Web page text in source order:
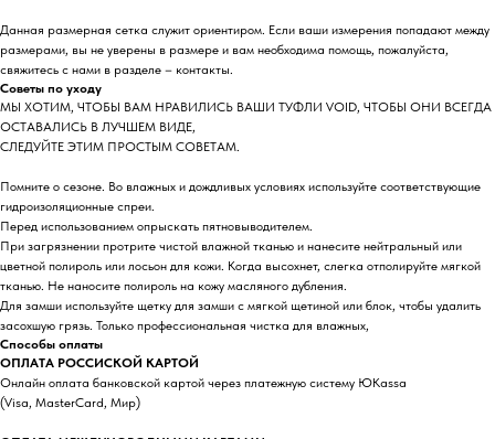
Данная размерная сетка служит ориентиром. Если ваши измерения попадают между
размерами, вы не уверены в размере и вам необходима помощь, пожалуйста,
свяжитесь с нами в разделе – контакты.
Советы по уходу
МЫ ХОТИМ, ЧТОБЫ ВАМ НРАВИЛИСЬ ВАШИ ТУФЛИ VOID, ЧТОБЫ ОНИ ВСЕГДА
ОСТАВАЛИСЬ В ЛУЧШЕМ ВИДЕ,
СЛЕДУЙТЕ ЭТИМ ПРОСТЫМ СОВЕТАМ.
Помните о сезоне. Во влажных и дождливых условиях используйте соответствующие
гидроизоляционные спреи.
Перед использованием опрыскать пятновыводителем.
При загрязнении протрите чистой влажной тканью и нанесите нейтральный или
цветной полироль или лосьон для кожи. Когда высохнет, слегка отполируйте мягкой
тканью. Не наносите полироль на кожу масляного дубления.
Для замши используйте щетку для замши с мягкой щетиной или блок, чтобы удалить
засохшую грязь. Только профессиональная чистка для влажных,
Способы оплаты
ОПЛАТА РОССИСКОЙ КАРТОЙ
Онлайн оплата банковской картой через платежную систему ЮKassa
(Visa, MasterCard, Мир)